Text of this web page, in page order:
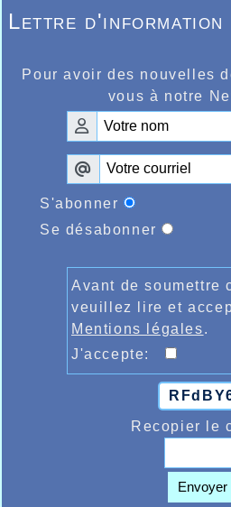
très nombreux dans le
favorablement au
qui frôle les records, il
météo clémente pour
sportive Halluinoise
réputation.
Lettre d'information
Pour avoir des nouvelles
vous à notre
S'abonner
Se désabonner
Avant de soumettre
veuillez lire et
Mentions légales.
J'accepte:
Recopier le
Envoyer